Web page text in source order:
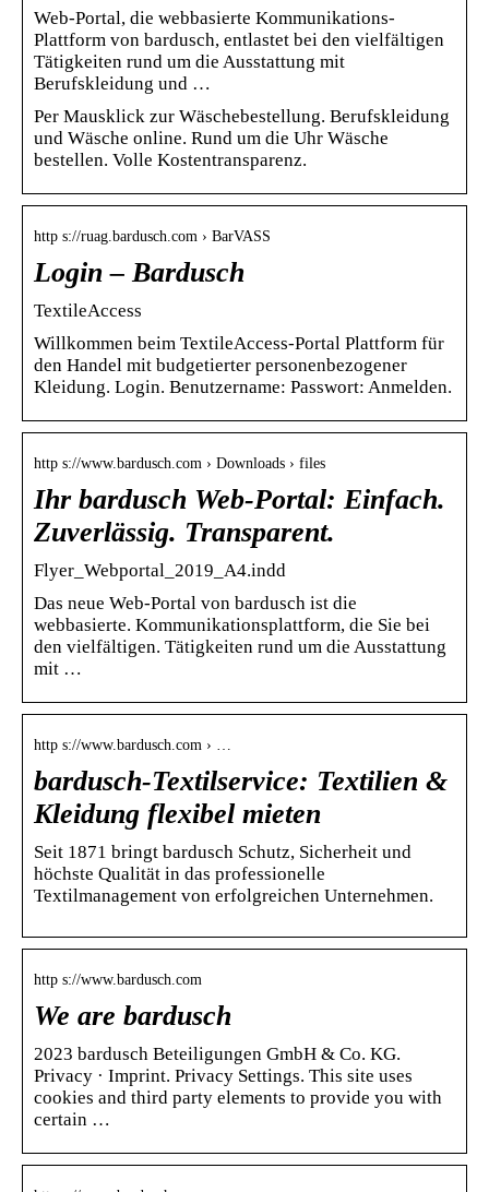
Web-Portal, die webbasierte Kommunikations-
Plattform von bardusch, entlastet bei den vielfältigen
Tätigkeiten rund um die Ausstattung mit
Berufskleidung und …
Per Mausklick zur Wäschebestellung. Berufskleidung
und Wäsche online. Rund um die Uhr Wäsche
bestellen. Volle Kostentransparenz.
http s://ruag.bardusch.com › BarVASS
Login – Bardusch
TextileAccess
Willkommen beim TextileAccess-Portal Plattform für
den Handel mit budgetierter personenbezogener
Kleidung. Login. Benutzername: Passwort: Anmelden.
http s://www.bardusch.com › Downloads › files
Ihr bardusch Web-Portal: Einfach.
Zuverlässig. Transparent.
Flyer_Webportal_2019_A4.indd
Das neue Web-Portal von bardusch ist die
webbasierte. Kommunikationsplattform, die Sie bei
den vielfältigen. Tätigkeiten rund um die Ausstattung
mit …
http s://www.bardusch.com › …
bardusch-Textilservice: Textilien &
Kleidung flexibel mieten
Seit 1871 bringt bardusch Schutz, Sicherheit und
höchste Qualität in das professionelle
Textilmanagement von erfolgreichen Unternehmen.
http s://www.bardusch.com
We are bardusch
2023 bardusch Beteiligungen GmbH & Co. KG.
Privacy · Imprint. Privacy Settings. This site uses
cookies and third party elements to provide you with
certain …